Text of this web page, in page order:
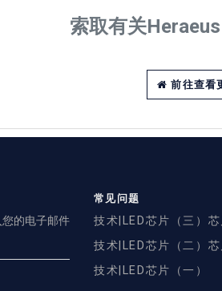
索取有关
前往查看
的电子邮件
常见问题
技术|LED芯片（三）
技术|LED芯片（二）芯
技术|LED芯片（一）